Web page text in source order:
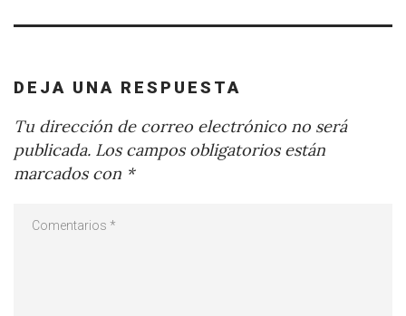
DEJA UNA RESPUESTA
Tu dirección de correo electrónico no será
publicada. Los campos obligatorios están
marcados con *